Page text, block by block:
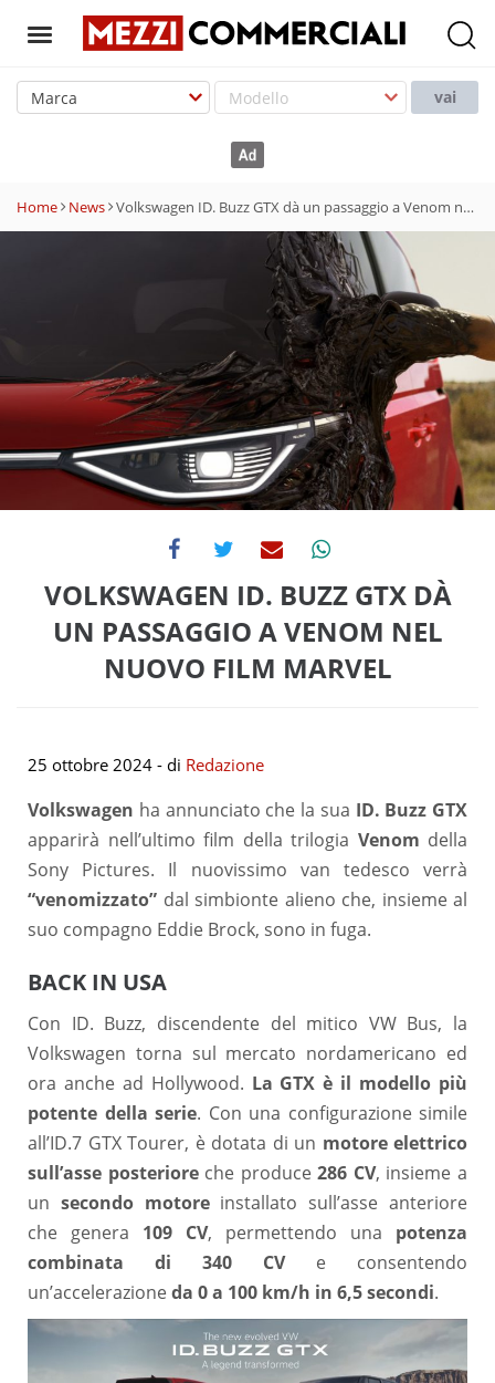
T
g
n
t
o
vai
Home News Volkswagen ID. Buzz GTX dà un passaggio a Venom nel nuovo film Marvel
VOLKSWAGEN ID. BUZZ GTX DÀ
UN PASSAGGIO A VENOM NEL
NUOVO FILM MARVEL
25 ottobre 2024 - di Redazione
Volkswagen ha annunciato che la sua ID. Buzz GTX
apparirà nell’ultimo film della trilogia Venom della
Sony Pictures. Il nuovissimo van tedesco verrà
“venomizzato” dal simbionte alieno che, insieme al
suo compagno Eddie Brock, sono in fuga.
BACK IN USA
Con ID. Buzz, discendente del mitico VW Bus, la
Volkswagen torna sul mercato nordamericano ed
ora anche ad Hollywood. La GTX è il modello più
potente della serie. Con una configurazione simile
all’ID.7 GTX Tourer, è dotata di un motore elettrico
sull’asse posterioreche produce286 CV, insieme a
un secondo motoreinstallato sull’asse anteriore
che genera 109 CV, permettendo una potenza
combinata di 340 CVe consentendo
un’accelerazioneda 0 a 100 km/h in 6,5 secondi.